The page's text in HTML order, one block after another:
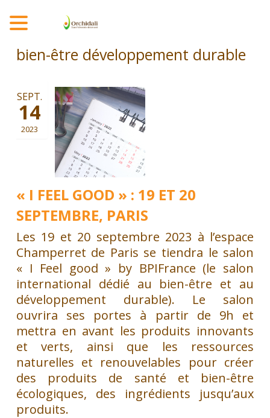
bien-être développement durable
« I FEEL GOOD » : 19 ET 20
SEPTEMBRE, PARIS
SEPT.
14
2023
Les 19 et 20 septembre 2023 à l’espace
Champerret de Paris se tiendra le salon
« I Feel good » by BPIFrance (le salon
international dédié au bien-être et au
développement durable). Le salon
ouvrira ses portes à partir de 9h et
mettra en avant les produits innovants
et verts, ainsi que les ressources
naturelles et renouvelables pour créer
des produits de santé et bien-être
écologiques, des ingrédients jusqu’aux
produits. ​